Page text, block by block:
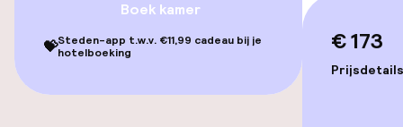
Schoonmaakvoorzieningen
Wasfaciliteiten (wasmachine)
Boek kamer
💝Steden-app t.w.v. €11,99 cadeau bij je
hotelboeking
€ 173
Prijsdetails